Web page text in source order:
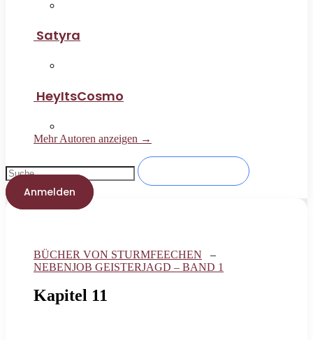
Satyra
HeyItsCosmo
Mehr Autoren anzeigen →
Anmelden
BÜCHER VON STURMFEECHEN –
NEBENJOB GEISTERJAGD – BAND 1
Kapitel 11